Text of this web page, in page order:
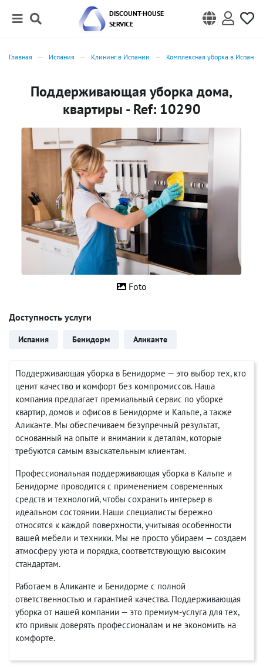
DISCOUNT-HOUSE
SERVICE
Главная Испания Клининг в Испании Комплексная уборка в Испании
Поддерживающая уборка дома,
квартиры - Ref: 10290
Foto
Доступность услуги
Испания Бенидорм Аликанте
Поддерживающая уборка в Бенидорме — это выбор тех, кто
ценит качество и комфорт без компромиссов. Наша
компания предлагает премиальный сервис по уборке
квартир, домов и офисов в Бенидорме и Кальпе, а также
Аликанте. Мы обеспечиваем безупречный результат,
основанный на опыте и внимании к деталям, которые
требуются самым взыскательным клиентам.
Профессиональная поддерживающая уборка в Кальпе и
Бенидорме проводится с применением современных
средств и технологий, чтобы сохранить интерьер в
идеальном состоянии. Наши специалисты бережно
относятся к каждой поверхности, учитывая особенности
вашей мебели и техники. Мы не просто убираем — создаем
атмосферу уюта и порядка, соответствующую высоким
стандартам.
Работаем в Аликанте и Бенидорме с полной
ответственностью и гарантией качества. Поддерживающая
уборка от нашей компании — это премиум-услуга для тех,
кто привык доверять профессионалам и не экономить на
комфорте.